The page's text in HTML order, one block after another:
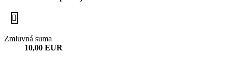
Zmluvná suma
10,00 EUR